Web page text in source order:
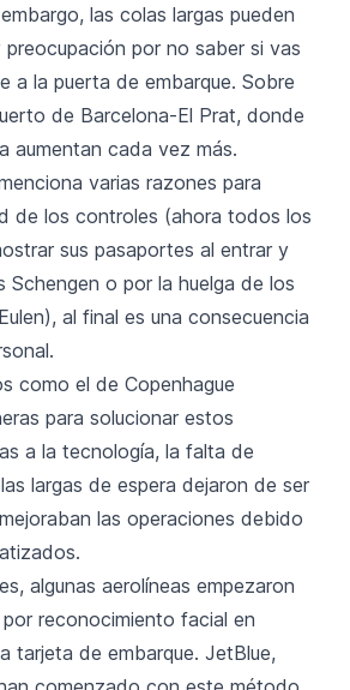
las colas largas pueden
por no saber si vas
a la puerta de embarque. Sobre
de Barcelona-El Prat, donde
aumentan cada vez más.
varias razones para
de los controles (ahora todos los
sus pasaportes al entrar y
Schengen o por la huelga de los
al final es una consecuencia
como el de Copenhague
para solucionar estos
a la tecnología, la falta de
largas de espera dejaron de ser
las operaciones debido
algunas aerolíneas empezaron
reconocimiento facial en
tarjeta de embarque. JetBlue,